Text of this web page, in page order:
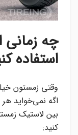
چه زمانی
استفاده
وقتی زمستون
اگه نمی‌خواید
بین لاستیک
کنید: